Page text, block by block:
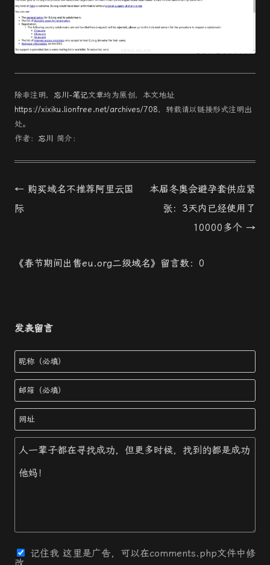
除非注明， 忘川-笔记文章均为原创，本文地址
https://xixiku.lionfree.net/archives/708，转载请以链接形式注明出
处。
作者： 忘川 简介：
文
章
← 购买域名不推荐阿里云国
际
本届冬奥会避孕套供应紧
张：3天内已经使用了
10000多个 →
《春节期间出售eu.org二级域名》留言数：0
发表留言
记住我 这里是广告，可以在comments.php文件中修
改